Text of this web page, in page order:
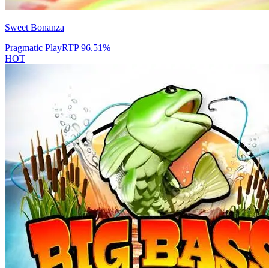
Sweet Bonanza
Pragmatic PlayRTP96.51%
HOT